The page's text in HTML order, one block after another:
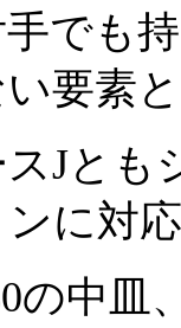
でも
要素
Jと
に対
の中皿